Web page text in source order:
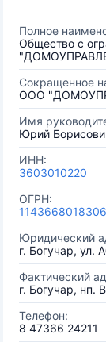
Полное
Общество с
Сокращенное
ООО
Имя
Юрий
ИНН:
3603010220
ОГРН:
1143668018306
Юридический
г. Богучар, ул.
Фактический
г. Богучар, нп.
Телефон:
8 47366 24211